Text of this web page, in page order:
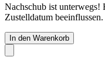
Nachschub ist unterwegs!
Zustelldatum beeinflussen.
In den Warenkorb